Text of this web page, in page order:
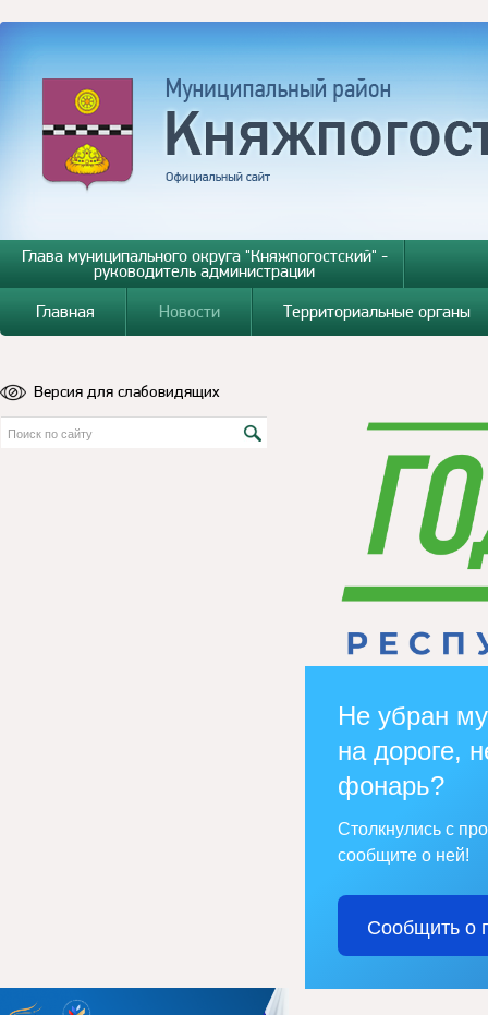
Глава муниципального округа "Княжпогостский" -
руководитель администрации
Главная
Новости Территориальные органы
Версия для слабовидящих
Не убран
на дороге,
фонарь?
Столкнулись с
сообщите о ней!
Сообщить о